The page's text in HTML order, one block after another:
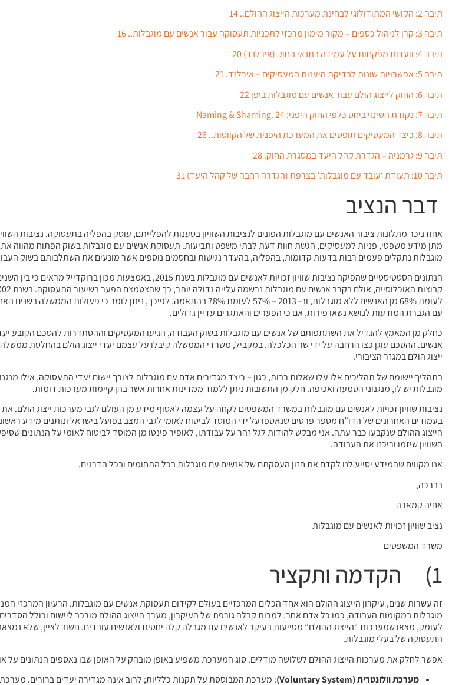
תיבה 2: הקושי המתודולוגי לבחינת מערכות הייצוג ההולם.. 14
תיבה 3: קרן לניהול כספים – מקור מימון מרכזי לתכניות תעסוקה עבור אנשים עם מוגבלות.. 16
תיבה 4: וועדות מפקחות על עמידה בתנאי החוק (אירלנד) 20
תיבה 5: אפשרויות שונות לבדיקת היענות המעסיקים – אירלנד. 21
תיבה 6: החוק לייצוג הולם עבור אנשים עם מוגבלות ביפן 22
תיבה 7: נקודת השינוי ביחס כלפי החוק היפני: Naming & Shaming. 24
תיבה 8: כיצד המעסיקים תופסים את המערכת היפנית של הקְווֹטות.. 26
תיבה 9: גרמניה – הגדרת קהל היעד במסגרת החוק. 28
תיבה 10: תעודת ‘עובד עם מוגבלות’ בצרפת (הגדרה רחבה של קהל היעד) 31
דבר הנציב
אחוז ניכר מתלונות ציבור האנשים עם מוגבלות הפונים לנציבות השוויון בטענות להפלייתם, עוסק בהפליה בתעסוקה. נציבות
מתן מידע משפטי, פניות למעסיקים, הגשת חוות דעת לבתי משפט ותביעות. תעסוקת אנשים עם מוגבלות בשוק הפתוח מהווה
מוגבלות נתקלים פעמים רבות בדעות קדומות, בהפליה, בהעדר נגישות ובחסמים נוספים אשר מונעים את השתלבותם בשוק
לעומת 68% מן האנשים ללא מוגבלות, וב- 2013 – 57% לעומת 78% בהתאמה. לפיכך, ניתן
עם הגברת המודעות לנושא נשאו פירות, אם כי הפערים והאתגרים עדיין גדולים.
אנשים. ההסכם עוגן כצו הרחבה על ידי שר הכלכלה. במקביל, משרדי הממשלה קיבלו על עצמם יעדי ייצוג הולם בהחלטת
ייצוג הולם במגזר הציבורי.
בתהליך יישומם של תהליכים אלו עלו שאלות רבות, כגון – כיצד מגדירים אדם עם מוגבלות לצורך יישום יעדי התעסוקה, אילו
מוגבלות יש לו, מנגנוני הטמעה ואכיפה. חלק מן התשובות ניתן ללמוד ממדינות אחרות אשר בהן קיימות מערכות דומות.
נציבות שוויון זכויות לאנשים עם מוגבלות במשרד המשפטים לקחה על עצמה לאסוף מידע מן העולם לגבי מערכות ייצוג הולם.
בעמודים האחרונים של הדו”ח מספר פרטים שנאספו על ידי המוסד לביטוח לאומי לגבי המצב בפועל בישראל ונותנים מידע
הייצוג ההולם שנקבעו כבר עתה. אני מבקש להודות לגל זהר על עבודתו, לאופיר פינטו מן המוסד לביטוח לאומי על הנתונים
השוויון שיזמו וריכזו את העבודה.
אנו מקווים שהמידע יסייע לנו לקדם את חזון העסקתם של אנשים עם מוגבלות בכל התחומים ובכל הדרגים.
בברכה,
אחיה קמארה
נציב שוויון זכויות לאנשים עם מוגבלות
משרד המשפטים
1) הקדמה ותקציר
זה עשרות שנים, עיקרון הייצוג ההולם הוא אחד הכלים המרכזיים בעולם לקידום תעסוקת אנשים עם מוגבלות. הרעיון המרכזי
מוגבלות במקומות העבודה, כמו כל אדם אחר. למרות קבלה גורפת של העיקרון, מערך הייצוג ההולם מורכב ליישום וכולל
לעומק, מצאו שמערכות “הייצוג ההולם” מסייעות בעיקר לאנשים עם מגבלה קלה יחסית ולאנשים עובדים. חשוב לציין, שלא
התעסוקה של בעלי מוגבלות.
אפשר לחלק את מערכות הייצוג ההולם לשלושה מודלים. סוג המערכת משפיע באופן מובהק על האופן שבו נאספים הנתונים על
מערכת וולונטרית(Voluntary System) : מערכת המבוססת על תקנות כלליות; לרוב אינה מגדירה יעדים ברורים. מערכת